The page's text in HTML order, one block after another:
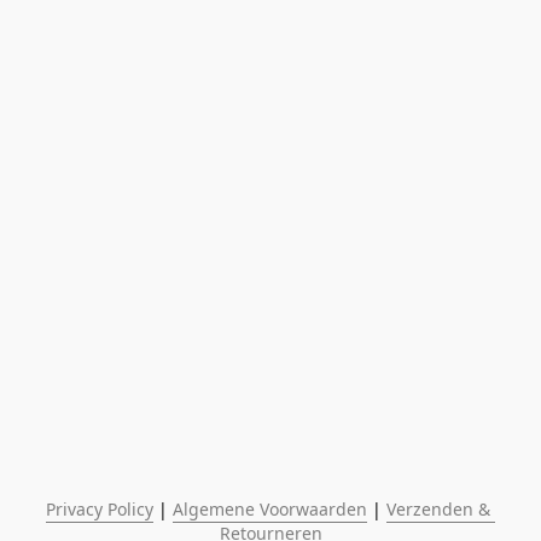
Privacy Policy | Algemene Voorwaarden | Verzenden &
Retourneren